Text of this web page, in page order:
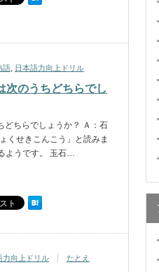
語 日本語力向上ドリル
次のうちどちらでし
どちらでしょうか？ Ａ：石
くせきこんこう」と読みま
ようです。 玉石…
力向上ドリル たとえ